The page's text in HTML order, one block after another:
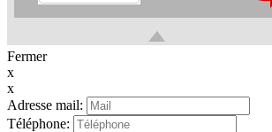
Fermer
x
x
Adresse mail:
Téléphone: